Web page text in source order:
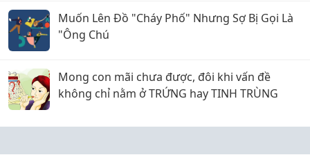
Muốn Lên Đồ "Cháy Phố" Nhưng Sợ Bị Gọi Là
"Ông Chú
Mong con mãi chưa được, đôi khi vấn đề
không chỉ nằm ở TRỨNG hay TINH TRÙNG